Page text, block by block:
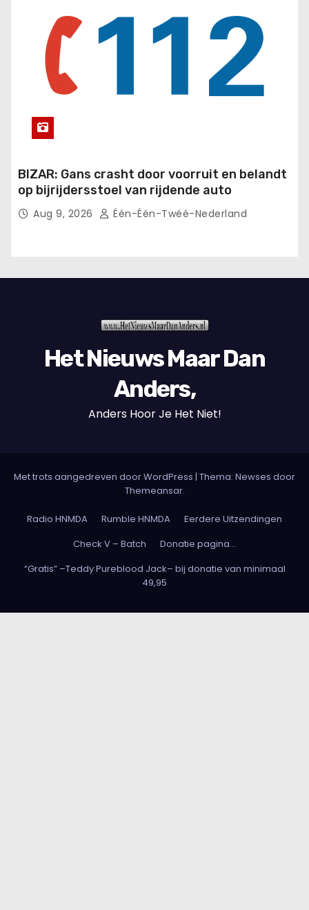
BIZAR: Gans crasht door voorruit en belandt
op bijrijdersstoel van rijdende auto
Aug 9, 2026 Één-Één-Twéé-Nederland
Het Nieuws Maar Dan
Anders,
Anders Hoor Je Het Niet!
Met trots aangedreven door WordPress | Thema: Newses door
Themeansar.
Radio HNMDA Rumble HNMDA
Eerdere Uitzendingen
Check V – Batch
Donatie pagina…
“Gratis” –Teddy Pureblood Jack– bij donatie van minimaal
49,95